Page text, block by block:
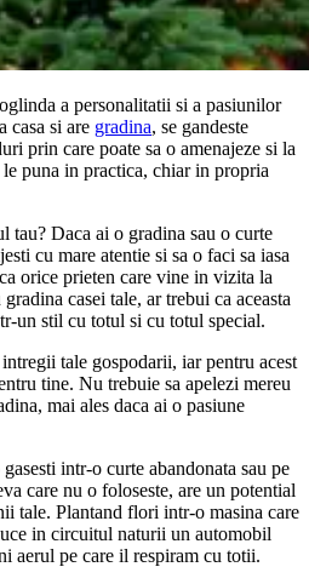
a personalitatii si a pasiunilor
casa si are gradina, se gandeste
prin care poate sa o amenajeze si la
puna in practica, chiar in propria
tau? Daca ai o gradina sau o curte
cu mare atentie si sa o faci sa iasa
orice prieten care vine in vizita la
casei tale, ar trebui ca aceasta
un stil cu totul si cu totul special.
tale gospodarii, iar pentru acest
tine. Nu trebuie sa apelezi mereu
mai ales daca ai o pasiune
intr-o curte abandonata sau pe
care nu o foloseste, are un potential
tale. Plantand flori intr-o masina care
in circuitul naturii un automobil
aerul pe care il respiram cu totii.